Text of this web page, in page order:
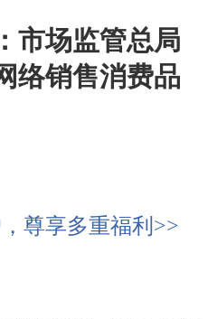
市场监管总局
络销售消费品
尊享多重福利>>